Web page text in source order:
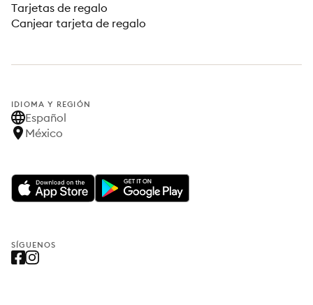
Tarjetas de regalo
Canjear tarjeta de regalo
IDIOMA Y REGIÓN
Español
México
SÍGUENOS